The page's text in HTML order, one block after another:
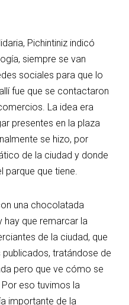
Pichintiniz indicó
siempre se van
sociales para que lo
fue que se contactaron
La idea era
presentes en la plaza
se hizo, por
de la ciudad y donde
parque que tiene.
una chocolatada
que remarcar la
de la ciudad, que
tratándose de
pero que ve cómo se
eso tuvimos la
importante de la